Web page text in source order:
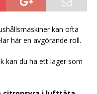
kan ofta
här en avgörande roll.
kan du ha ett lager som